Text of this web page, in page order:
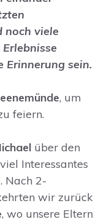
noch viele
sein.
, um
feiern.
über den
Interessantes
Nach 2-
wir zurück
, wo unsere Eltern